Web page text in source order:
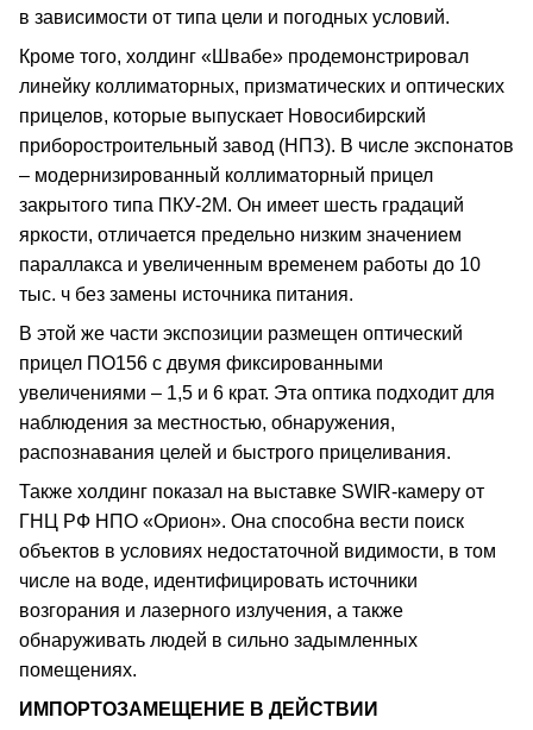
в зависимости от типа цели и погодных условий.
Кроме того, холдинг «Швабе» продемонстрировал
линейку коллиматорных, призматических и оптических
прицелов, которые выпускает Новосибирский
приборостроительный завод (НПЗ). В числе экспонатов
– модернизированный коллиматорный прицел
закрытого типа ПКУ-2М. Он имеет шесть градаций
яркости, отличается предельно низким значением
параллакса и увеличенным временем работы до 10
тыс. ч без замены источника питания.
В этой же части экспозиции размещен оптический
прицел ПО156 с двумя фиксированными
увеличениями – 1,5 и 6 крат. Эта оптика подходит для
наблюдения за местностью, обнаружения,
распознавания целей и быстрого прицеливания.
Также холдинг показал на выставке SWIR-камеру от
ГНЦ РФ НПО «Орион». Она способна вести поиск
объектов в условиях недостаточной видимости, в том
числе на воде, идентифицировать источники
возгорания и лазерного излучения, а также
обнаруживать людей в сильно задымленных
помещениях.
ИМПОРТОЗАМЕЩЕНИЕ В ДЕЙСТВИИ